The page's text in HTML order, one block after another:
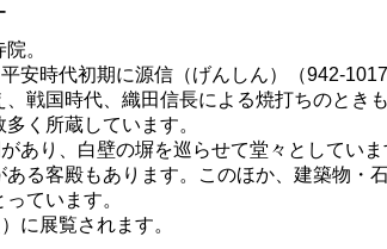
。
安時代初期に源信（げんしん）（942-
戦国時代、織田信長による焼打ちのとき
く所蔵しています。
あり、白壁の塀を巡らせて堂々としてい
る客殿もあります。このほか、建築物・
ています。
に展覧されます。